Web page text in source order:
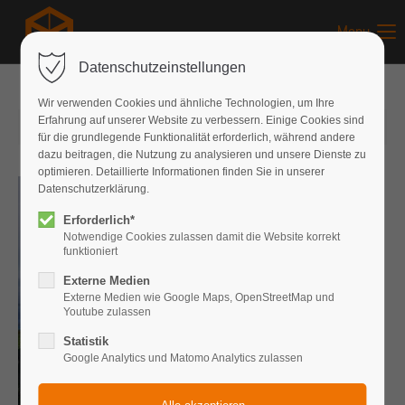
Menu
13.05.2017 von Jonathan Kees (Kommentare: 1)
Datenschutzeinstellungen
Wir verwenden Cookies und ähnliche Technologien, um Ihre
Erfahrung auf unserer Website zu verbessern. Einige Cookies sind
für die grundlegende Funktionalität erforderlich, während andere
dazu beitragen, die Nutzung zu analysieren und unsere Dienste zu
optimieren. Detaillierte Informationen finden Sie in unserer
Datenschutzerklärung.
Erforderlich*
Notwendige Cookies zulassen damit die Website korrekt
funktioniert
Externe Medien
Externe Medien wie Google Maps, OpenStreetMap und
Youtube zulassen
Statistik
Google Analytics und Matomo Analytics zulassen